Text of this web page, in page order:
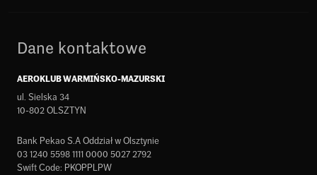
Dane kontaktowe
AEROKLUB WARMIŃSKO-MAZURSKI
ul. Sielska 34
10-802 OLSZTYN
Bank Pekao S.A Oddział w Olsztynie
03 1240 5598 1111 0000 5027 2792
Swift Code: PKOPPLPW